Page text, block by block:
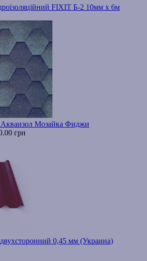
FIXIT Б-2 10мм х 6м
Акваизол Мозайка Фиджи
грн
0,45 мм (Украина)